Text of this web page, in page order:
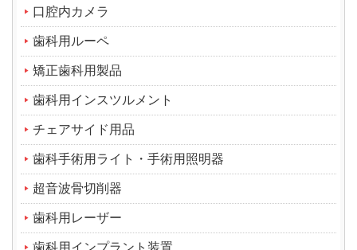
口腔内カメラ
歯科用ルーペ
矯正歯科用製品
歯科用インスツルメント
チェアサイド用品
歯科手術用ライト・手術用照明器
超音波骨切削器
歯科用レーザー
歯科用インプラント装置